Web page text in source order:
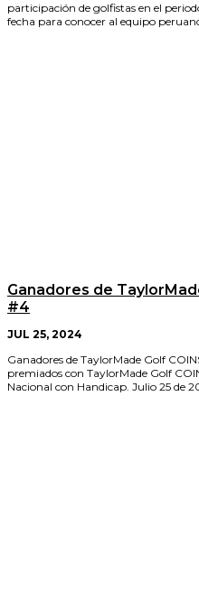
participación de golfistas en el
fecha para conocer al equipo peruano
Ganadores de
#4
JUL 25, 2024
Ganadores de TaylorMade Golf
premiados con TaylorMade Golf
Nacional con Handicap. Julio 25 de